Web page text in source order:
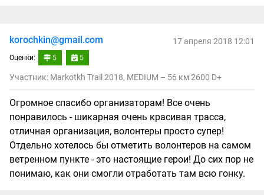
korochkin@gmail.com
Оценки: 5 5
17 апреля 2018 12:01
Участник: Markotkh Trail 2018, MEDIUM – 56 км 2600 D+
Огромное спасибо организаторам! Все очень
понравилось - шикарная очень красивая трасса,
отличная организация, волонтеры просто супер!
Отдельно хотелось бы отметить волонтеров на самом
ветренном пункте - это настоящие герои! До сих пор не
понимаю, как они смогли отработать там всю гонку.